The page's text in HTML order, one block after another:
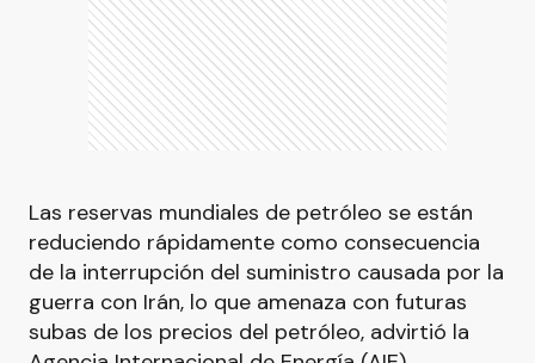
Las reservas mundiales de petróleo se están
reduciendo rápidamente como consecuencia
de la interrupción del suministro causada por la
guerra con Irán, lo que amenaza con futuras
subas de los precios del petróleo, advirtió la